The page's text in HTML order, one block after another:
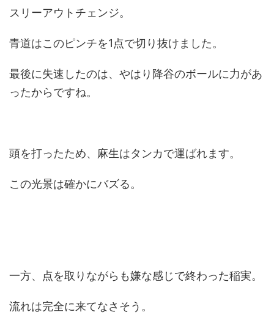
スリーアウトチェンジ。
青道はこのピンチを1点で切り抜けました。
最後に失速したのは、やはり降谷のボールに力があ
ったからですね。
頭を打ったため、麻生はタンカで運ばれます。
この光景は確かにバズる。
一方、点を取りながらも嫌な感じで終わった稲実。
流れは完全に来てなさそう。